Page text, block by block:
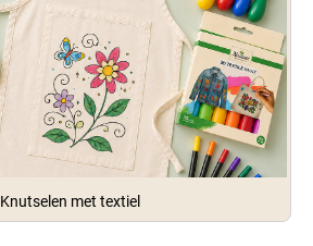
Knutselen met textiel